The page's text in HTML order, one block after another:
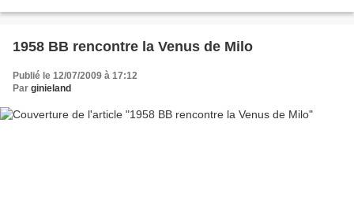
1958 BB rencontre la Venus de Milo
Publié le 12/07/2009 à 17:12
Par ginieland